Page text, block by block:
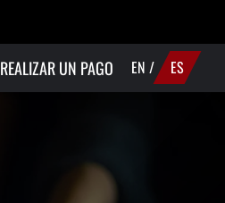
REALIZAR UN PAGO EN / ES